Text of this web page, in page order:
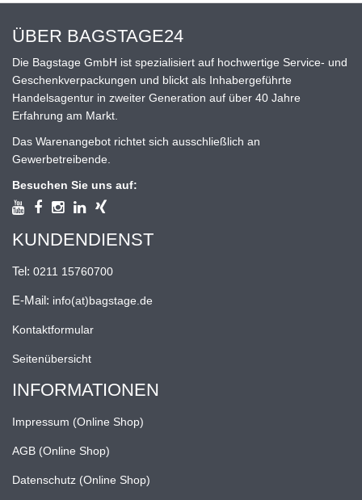
ÜBER BAGSTAGE24
Die Bagstage GmbH ist spezialisiert auf hochwertige Service- und
Geschenkverpackungen und blickt als Inhabergeführte
Handelsagentur in zweiter Generation auf über 40 Jahre
Erfahrung am Markt.
Das Warenangebot richtet sich ausschließlich an
Gewerbetreibende.
Besuchen Sie uns auf:
KUNDENDIENST
Tel: 0211 15760700
E-Mail: info(at)bagstage.de
Kontaktformular
Seitenübersicht
INFORMATIONEN
Impressum (Online Shop)
AGB (Online Shop)
Datenschutz (Online Shop)